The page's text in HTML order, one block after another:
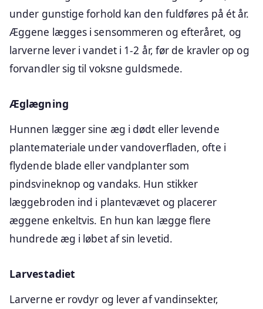
under gunstige forhold kan den fuldføres på ét år.
Æggene lægges i sensommeren og efteråret, og
larverne lever i vandet i 1-2 år, før de kravler op og
forvandler sig til voksne guldsmede.
Æglægning
Hunnen lægger sine æg i dødt eller levende
plantemateriale under vandoverfladen, ofte i
flydende blade eller vandplanter som
pindsvineknop og vandaks. Hun stikker
læggebroden ind i plantevævet og placerer
æggene enkeltvis. En hun kan lægge flere
hundrede æg i løbet af sin levetid.
Larvestadiet
Larverne er rovdyr og lever af vandinsekter,